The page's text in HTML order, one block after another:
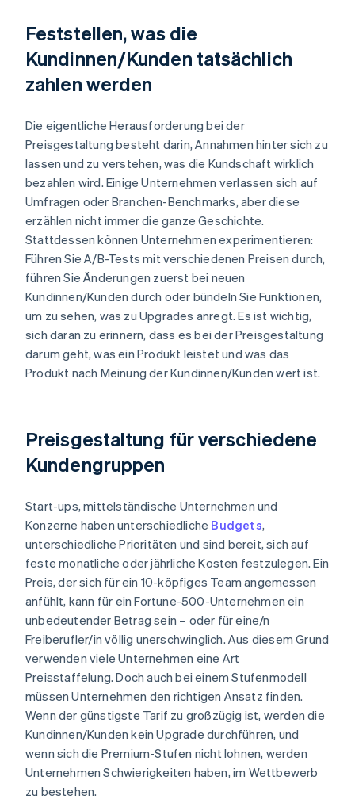
Feststellen, was die
Kundinnen/Kunden tatsächlich
zahlen werden
Die eigentliche Herausforderung bei der
Preisgestaltung besteht darin, Annahmen hinter sich zu
lassen und zu verstehen, was die Kundschaft wirklich
bezahlen wird. Einige Unternehmen verlassen sich auf
Umfragen oder Branchen-Benchmarks, aber diese
erzählen nicht immer die ganze Geschichte.
Stattdessen können Unternehmen experimentieren:
Führen Sie A/B-Tests mit verschiedenen Preisen durch,
führen Sie Änderungen zuerst bei neuen
Kundinnen/Kunden durch oder bündeln Sie Funktionen,
um zu sehen, was zu Upgrades anregt. Es ist wichtig,
sich daran zu erinnern, dass es bei der Preisgestaltung
darum geht, was ein Produkt leistet und was das
Produkt nach Meinung der Kundinnen/Kunden wert ist.
Preisgestaltung für verschiedene
Kundengruppen
Start-ups, mittelständische Unternehmen und
Konzerne haben unterschiedliche Budgets,
unterschiedliche Prioritäten und sind bereit, sich auf
feste monatliche oder jährliche Kosten festzulegen. Ein
Preis, der sich für ein 10-köpfiges Team angemessen
anfühlt, kann für ein Fortune-500-Unternehmen ein
unbedeutender Betrag sein – oder für eine/n
Freiberufler/in völlig unerschwinglich. Aus diesem Grund
verwenden viele Unternehmen eine Art
Preisstaffelung. Doch auch bei einem Stufenmodell
müssen Unternehmen den richtigen Ansatz finden.
Wenn der günstigste Tarif zu großzügig ist, werden die
Kundinnen/Kunden kein Upgrade durchführen, und
wenn sich die Premium-Stufen nicht lohnen, werden
Unternehmen Schwierigkeiten haben, im Wettbewerb
zu bestehen.